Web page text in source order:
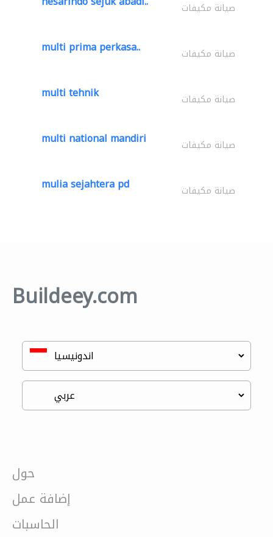
صيانة مكيفات
multi prima perkasa.. صيانة مكيفات
multi tehnik صيانة مكيفات
multi national mandiri صيانة مكيفات
mulia sejahtera pd صيانة مكيفات
Buildeey.com
حول
إضافة عمل
الحاسبات